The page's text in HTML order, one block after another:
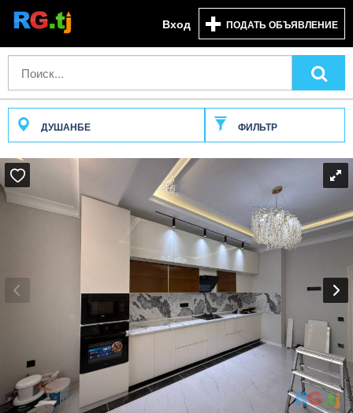
Вход ПОДАТЬ ОБЪЯВЛЕНИЕ
ДУШАНБЕ ФИЛЬТР